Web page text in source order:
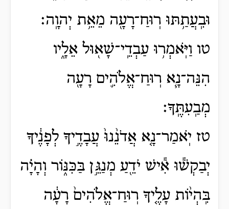
וּבִֽעֲתַ֥תּוּ רֽוּחַ־רָעָ֖ה מֵאֵ֥ת יְהוָֽה׃
טו וַיֹּֽאמְר֥וּ עַבְדֵֽי־שָׁא֖וּל אֵלָ֑יו
הִנֵּה־נָ֧א רֽוּחַ־אֱלֹהִ֛ים רָעָ֖ה
מְבַֽעִתֶּֽךָ׃
טז יֹֽאמַר־נָ֤א אֲדֹנֵ֨נוּ֙ עֲבָדֶ֣יךָ לְפָנֶ֔יךָ
יְבַקְשׁ֕וּ אִ֕ישׁ יֹדֵ֖עַ מְנַגֵּ֣ן בַּכִּנּ֑וֹר וְהָיָ֗ה
בִּֽהְי֨וֹת עָלֶ֤יךָ רֽוּחַ־אֱלֹהִים֙ רָעָ֔ה